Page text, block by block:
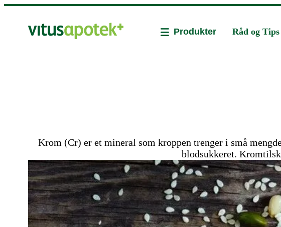
Produkter Råd og Tips
Krom (Cr) er et mineral som kroppen trenger i små
blodsukkeret.